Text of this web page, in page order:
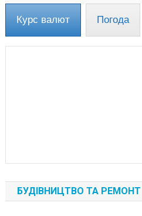
Курс валют Погода
БУДІВНИЦТВО ТА РЕМОНТ